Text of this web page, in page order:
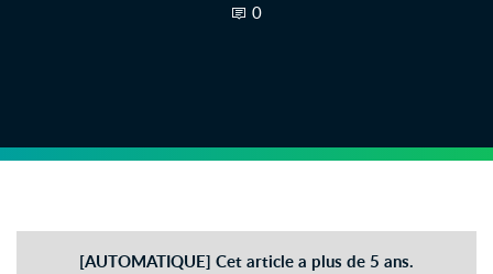
0
[AUTOMATIQUE] Cet article a plus de 5 ans.